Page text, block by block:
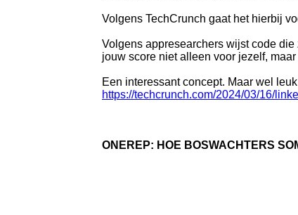
Volgens TechCrunch gaat het hierbij
Volgens appresearchers wijst code
jouw score niet alleen voor jezelf,
Een interessant concept. Maar wel
https://techcrunch.com/2024/03/16/
ONEREP: HOE BOSWACHTERS